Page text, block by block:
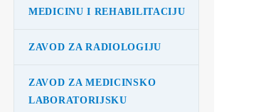
MEDICINU I REHABILITACIJU
ZAVOD ZA RADIOLOGIJU
ZAVOD ZA MEDICINSKO
LABORATORIJSKU